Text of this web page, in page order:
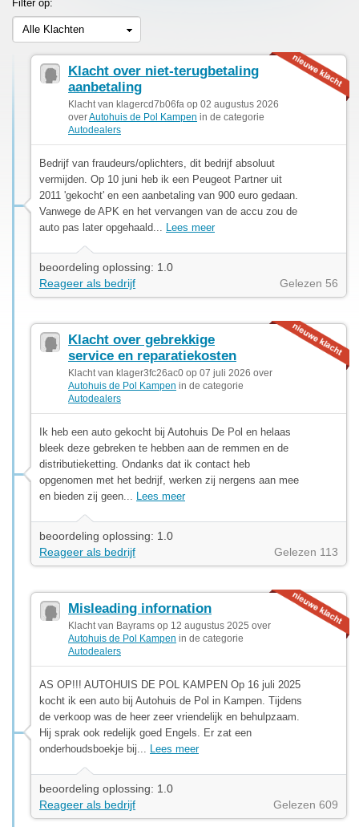
Filter op:
Alle Klachten
Klacht over niet-terugbetaling
aanbetaling
Klacht van klagercd7b06fa op 02 augustus 2026
overAutohuis de Pol Kampen in de categorie
Autodealers
Bedrijf van fraudeurs/oplichters, dit bedrijf absoluut
vermijden. Op 10 juni heb ik een Peugeot Partner uit
2011 'gekocht' en een aanbetaling van 900 euro gedaan.
Vanwege de APK en het vervangen van de accu zou de
auto pas later opgehaald... Lees meer
beoordeling oplossing: 1.0
Reageer als bedrijf
Gelezen 56
Klacht over gebrekkige
service en reparatiekosten
Klacht van klager3fc26ac0 op 07 juli 2026 over
Autohuis de Pol Kampen in de categorie
Autodealers
Ik heb een auto gekocht bij Autohuis De Pol en helaas
bleek deze gebreken te hebben aan de remmen en de
distributieketting. Ondanks dat ik contact heb
opgenomen met het bedrijf, werken zij nergens aan mee
en bieden zij geen... Lees meer
beoordeling oplossing: 1.0
Reageer als bedrijf
Gelezen 113
Misleading infornation
Klacht van Bayrams op 12 augustus 2025 over
Autohuis de Pol Kampen in de categorie
Autodealers
AS OP!!! AUTOHUIS DE POL KAMPEN Op 16 juli 2025
kocht ik een auto bij Autohuis de Pol in Kampen. Tijdens
de verkoop was de heer zeer vriendelijk en behulpzaam.
Hij sprak ook redelijk goed Engels. Er zat een
onderhoudsboekje bij... Lees meer
beoordeling oplossing: 1.0
Reageer als bedrijf
Gelezen 609